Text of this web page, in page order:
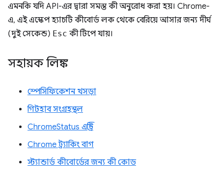
এমনকি যদি API-এর দ্বারা সমস্ত কী অনুরোধ করা হয়। Chrome-
এ, এই এস্কেপ হ্যাচটি কীবোর্ড লক থেকে বেরিয়ে আসার জন্য দীর্ঘ
(দুই সেকেন্ড) Esc কী টিপে যায়।
সহায়ক লিঙ্ক
স্পেসিফিকেশন খসড়া
গিটহাব সংগ্রহস্থল
ChromeStatus এন্ট্রি
Chrome ট্র্যাকিং বাগ
স্ট্যান্ডার্ড কীবোর্ডের জন্য কী কোড